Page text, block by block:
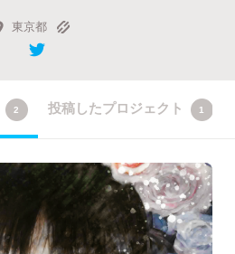
東京都
2 投稿したプロジェクト 1